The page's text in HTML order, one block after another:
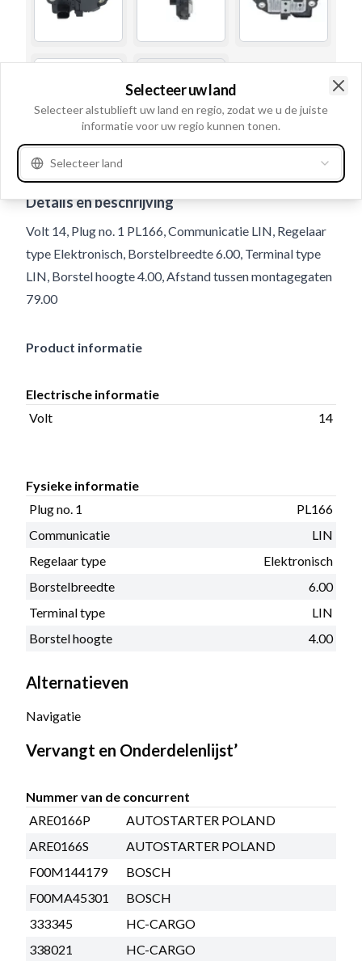
Gebruiksnummer 335889
Details en beschrijving
Volt 14, Plug no. 1 PL166, Communicatie LIN, Regelaar
type Elektronisch, Borstelbreedte 6.00, Terminal type
LIN, Borstel hoogte 4.00, Afstand tussen montagegaten
79.00
Product informatie
Electrische informatie
Volt
14
Fysieke informatie
Plug no. 1
PL166
Communicatie
LIN
Regelaar type
Elektronisch
Borstelbreedte
6.00
Terminal type
LIN
Borstel hoogte
4.00
Alternatieven
Navigatie
Vervangt en Onderdelenlijst’
Nummer van de concurrent
ARE0166P
AUTOSTARTER POLAND
ARE0166S
AUTOSTARTER POLAND
F00M144179
BOSCH
F00MA45301
BOSCH
333345
HC-CARGO
338021
HC-CARGO
Selecteer uw land
Selecteer alstublieft uw land en regio, zodat we u de juiste
informatie voor uw regio kunnen tonen.
Selecteer land